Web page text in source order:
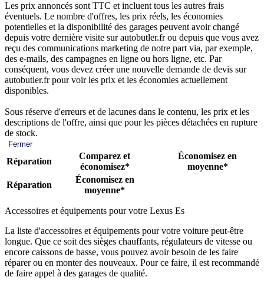
Les prix annoncés sont TTC et incluent tous les autres frais
éventuels. Le nombre d'offres, les prix réels, les économies
potentielles et la disponibilité des garages peuvent avoir changé
depuis votre dernière visite sur autobutler.fr ou depuis que vous avez
reçu des communications marketing de notre part via, par exemple,
des e-mails, des campagnes en ligne ou hors ligne, etc. Par
conséquent, vous devez créer une nouvelle demande de devis sur
autobutler.fr pour voir les prix et les économies actuellement
disponibles.
Sous réserve d'erreurs et de lacunes dans le contenu, les prix et les
descriptions de l'offre, ainsi que pour les pièces détachées en rupture
de stock.
Fermer
Réparation
Comparez et
économisez*
Économisez en
moyenne*
Réparation
Économisez en
moyenne*
Accessoires et équipements pour votre Lexus Es
La liste d'accessoires et équipements pour votre voiture peut-être
longue. Que ce soit des sièges chauffants, régulateurs de vitesse ou
encore caissons de basse, vous pouvez avoir besoin de les faire
réparer ou en monter des nouveaux. Pour ce faire, il est recommandé
de faire appel à des garages de qualité.